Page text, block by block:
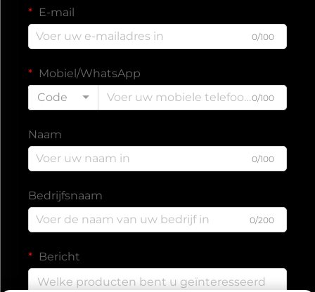
E-mail
0/100
Mobiel/WhatsApp
Code
0/100
Naam
0/100
Bedrijfsnaam
0/200
Bericht